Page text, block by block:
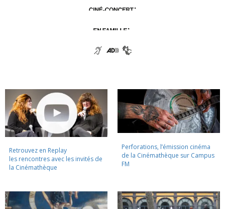
Retrouvez en Replay
les rencontres avec les invités de
la Cinémathèque
Perforations, l’émission cinéma
de la Cinémathèque sur Campus
FM